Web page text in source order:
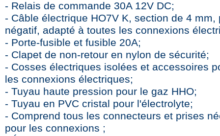
- Relais de commande 30A 12V DC;
- Câble électrique HO7V K, section de 4 mm,
négatif, adapté à toutes les connexions
- Porte-fusible et fusible 20A;
- Clapet de non-retour en nylon de sécurité;
- Cosses électriques isolées et accessoires
les connexions électriques;
- Tuyau haute pression pour le gaz HHO;
- Tuyau en PVC cristal pour l'électrolyte;
- Comprend tous les connecteurs et prises
pour les connexions ;